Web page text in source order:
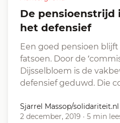
De pensioenstrijd is opnieuw in
het defensief
Een goed pensioen
fatsoen. Door de
Dijsselbloem is de
defensief geduwd. Die
Sjarrel Massop/solidariteit.nl
2 december, 2019 · 5 min